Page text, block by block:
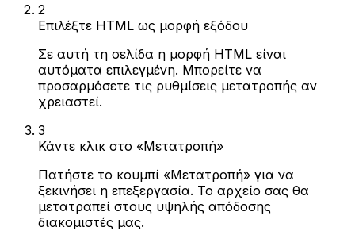
2
Επιλέξτε HTML ως μορφή εξόδου
Σε αυτή τη σελίδα η μορφή HTML είναι
αυτόματα επιλεγμένη. Μπορείτε να
προσαρμόσετε τις ρυθμίσεις μετατροπής αν
χρειαστεί.
3
Κάντε κλικ στο «Μετατροπή»
Πατήστε το κουμπί «Μετατροπή» για να
ξεκινήσει η επεξεργασία. Το αρχείο σας θα
μετατραπεί στους υψηλής απόδοσης
διακομιστές μας.